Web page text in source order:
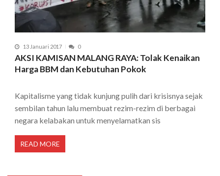
13 Januari 2017 0
AKSI KAMISAN MALANG RAYA: Tolak Kenaikan
Harga BBM dan Kebutuhan Pokok
Kapitalisme yang tidak kunjung pulih dari krisisnya sejak
sembilan tahun lalu membuat rezim-rezim di berbagai
negara kelabakan untuk menyelamatkan sis
READ MORE